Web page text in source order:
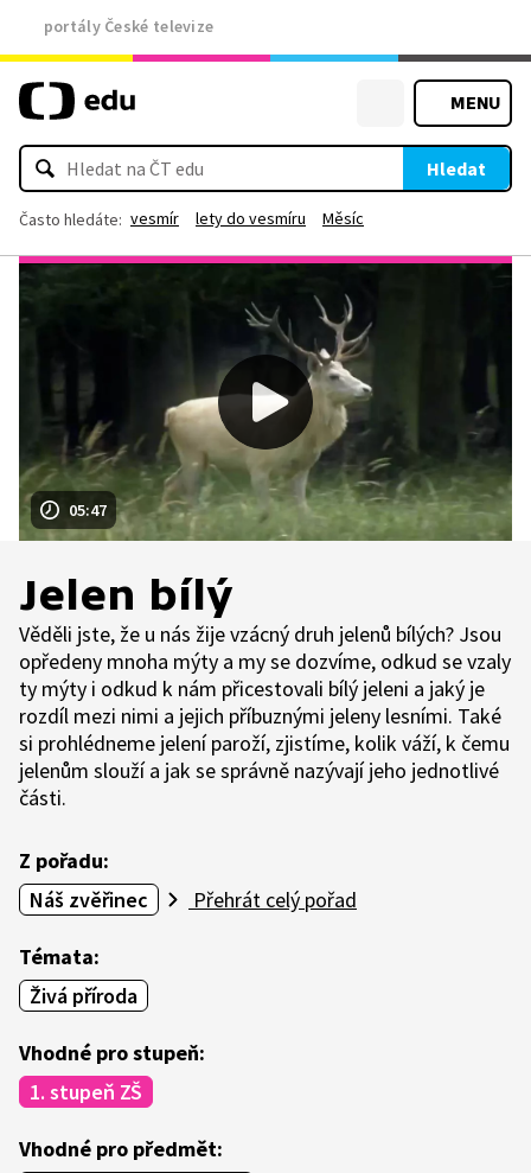
portály České televize
MENU
Hledat
Často hledáte: vesmír lety do vesmíru Měsíc
05:47
Jelen bílý
Věděli jste, že u nás žije vzácný druh jelenů bílých? Jsou
opředeny mnoha mýty a my se dozvíme, odkud se vzaly
ty mýty i odkud k nám přicestovali bílý jeleni a jaký je
rozdíl mezi nimi a jejich příbuznými jeleny lesními. Také
si prohlédneme jelení paroží, zjistíme, kolik váží, k čemu
jelenům slouží a jak se správně nazývají jeho jednotlivé
části.
Z pořadu:
Náš zvěřinec
Přehrát celý pořad
Témata:
Živá příroda
Vhodné pro stupeň:
1. stupeň ZŠ
Vhodné pro předmět: